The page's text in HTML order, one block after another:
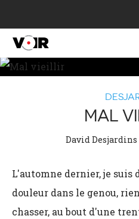
MAL
David Desjardins
L'automne dernier, je suis
douleur dans le genou,
chasser, au bout d'une